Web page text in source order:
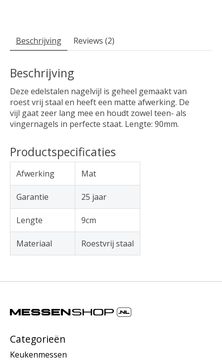
Beschrijving Reviews (2)
Beschrijving
Deze edelstalen nagelvijl is geheel gemaakt van
roest vrij staal en heeft een matte afwerking. De
vijl gaat zeer lang mee en houdt zowel teen- als
vingernagels in perfecte staat. Lengte: 90mm.
Productspecificaties
Afwerking Mat
Garantie 25 jaar
Lengte 9cm
Materiaal Roestvrij staal
Categorieën
Keukenmessen